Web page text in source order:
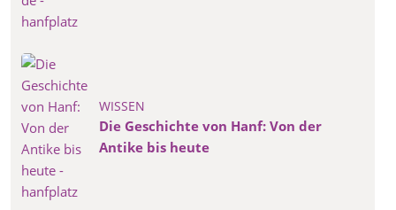
WISSEN
Die Geschichte von Hanf: Von der
Antike bis heute